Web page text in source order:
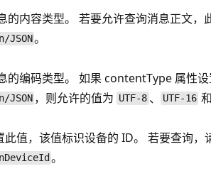
的内容类型。 若要允许查询消息正文，
。
的编码类型。 如果 contentType 属性设
，则允许的值为 UTF-8、 UTF-16 和
此值，该值标识设备的 ID。 若要查询，
。